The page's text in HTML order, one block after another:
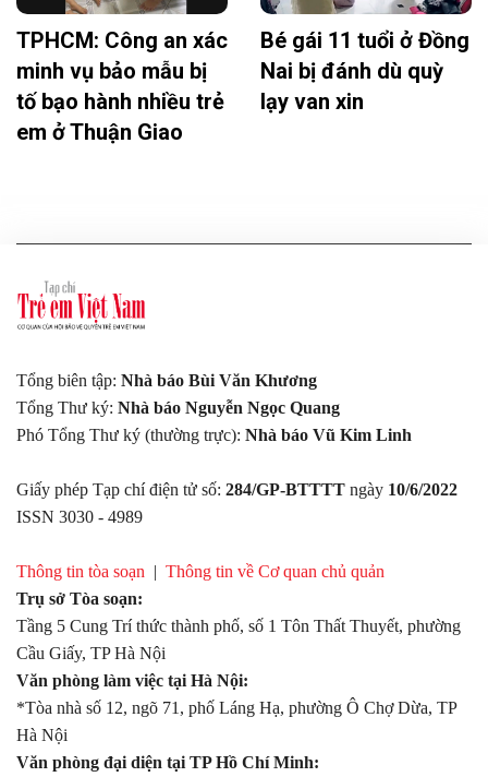
TPHCM: Công an xác
minh vụ bảo mẫu bị
tố bạo hành nhiều trẻ
em ở Thuận Giao
Bé gái 11 tuổi ở Đồng
Nai bị đánh dù quỳ
lạy van xin
Tổng biên tập: Nhà báo Bùi Văn Khương
Tổng Thư ký: Nhà báo Nguyễn Ngọc Quang
Phó Tổng Thư ký (thường trực): Nhà báo Vũ Kim Linh
Giấy phép Tạp chí điện tử số: 284/GP-BTTTT ngày 10/6/2022
ISSN 3030 - 4989
Thông tin tòa soạn | Thông tin về Cơ quan chủ quản
Trụ sở Tòa soạn:
Tầng 5 Cung Trí thức thành phố, số 1 Tôn Thất Thuyết, phường
Cầu Giấy, TP Hà Nội
Văn phòng làm việc tại Hà Nội:
*Tòa nhà số 12, ngõ 71, phố Láng Hạ, phường Ô Chợ Dừa, TP
Hà Nội
Văn phòng đại diện tại TP Hồ Chí Minh: